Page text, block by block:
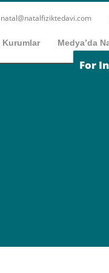
natal@natalfiziktedavi.com
Kurumlar Medya’da
For